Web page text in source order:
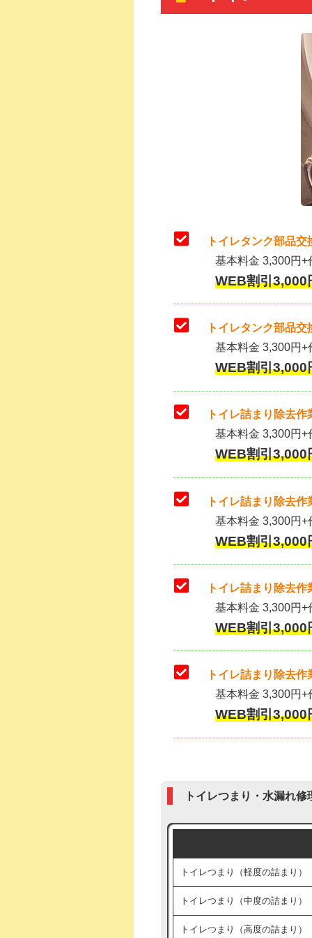
トイレタンク部品
基本料金 3,300円
WEB割引3,000
トイレタンク部品
基本料金 3,300円+
WEB割引3,000
トイレ詰まり除去作
基本料金 3,300円+
WEB割引3,000
トイレ詰まり除去
基本料金 3,300円+
WEB割引3,000
トイレ詰まり除去
基本料金 3,300円+
WEB割引3,000
トイレ詰まり除去
基本料金 3,300円+
WEB割引3,000
トイレつまり・水漏れ
トイレつまり（軽度の詰まり）
トイレつまり（中度の詰まり）
トイレつまり（高度の詰まり）